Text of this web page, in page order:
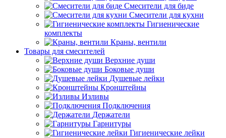
Смесители для биде
Смесители для кухни
Гигиенические
комплекты
Краны, вентили
Товары для смесителей
Верхние души
Боковые души
Душевые лейки
Кронштейны
Изливы
Подключения
Держатели
Гарнитуры
Гигиенические лейки